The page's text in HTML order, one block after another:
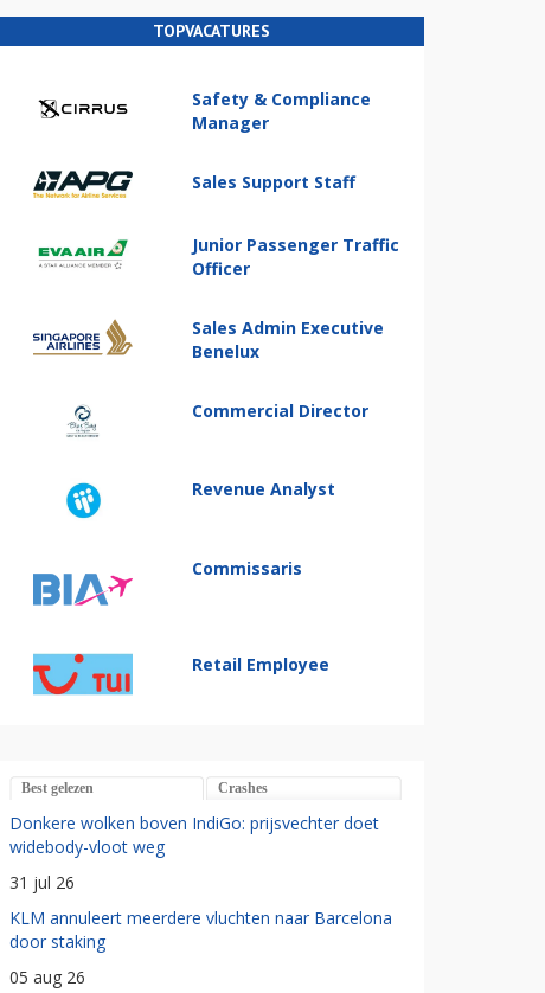
TOPVACATURES
Safety & Compliance
Manager
Sales Support Staff
Junior Passenger Traffic
Officer
Sales Admin Executive
Benelux
Commercial Director
Revenue Analyst
Commissaris
Retail Employee
Best gelezen Crashes
Donkere wolken boven IndiGo: prijsvechter doet
widebody-vloot weg
31 jul 26
KLM annuleert meerdere vluchten naar Barcelona
door staking
05 aug 26